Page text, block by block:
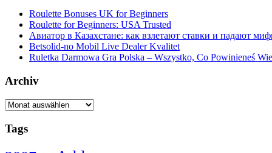
Roulette Bonuses UK for Beginners
Roulette for Beginners: USA Trusted
Авиатор в Казахстане: как взлетают ставки и падают
Betsolid-no Mobil Live Dealer Kvalitet
Ruletka Darmowa Gra Polska – Wszystko, Co Powinieneś
Archiv
Archiv
Tags